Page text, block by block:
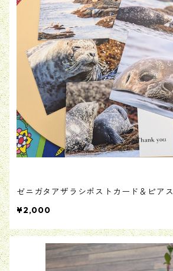
ゼニガタアザラシポストカード＆ピアス
¥2,000